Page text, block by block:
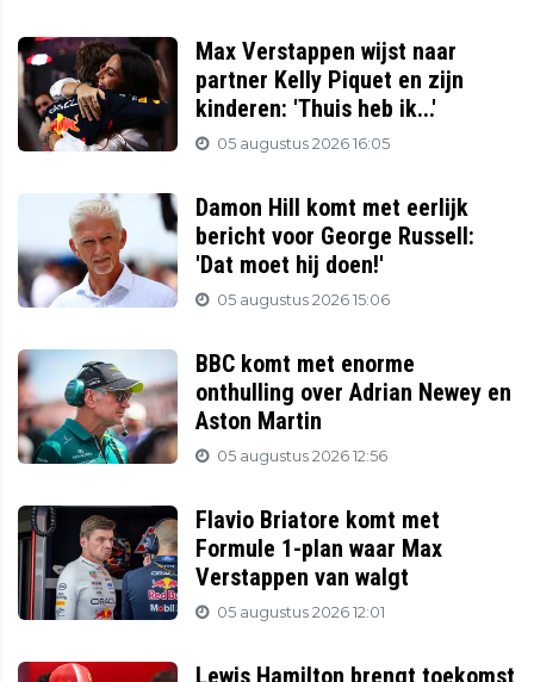
Max Verstappen wijst naar
partner Kelly Piquet en zijn
kinderen: 'Thuis heb ik...'
05 augustus 2026 16:05
Damon Hill komt met eerlijk
bericht voor George Russell:
'Dat moet hij doen!'
05 augustus 2026 15:06
BBC komt met enorme
onthulling over Adrian Newey en
Aston Martin
05 augustus 2026 12:56
Flavio Briatore komt met
Formule 1-plan waar Max
Verstappen van walgt
05 augustus 2026 12:01